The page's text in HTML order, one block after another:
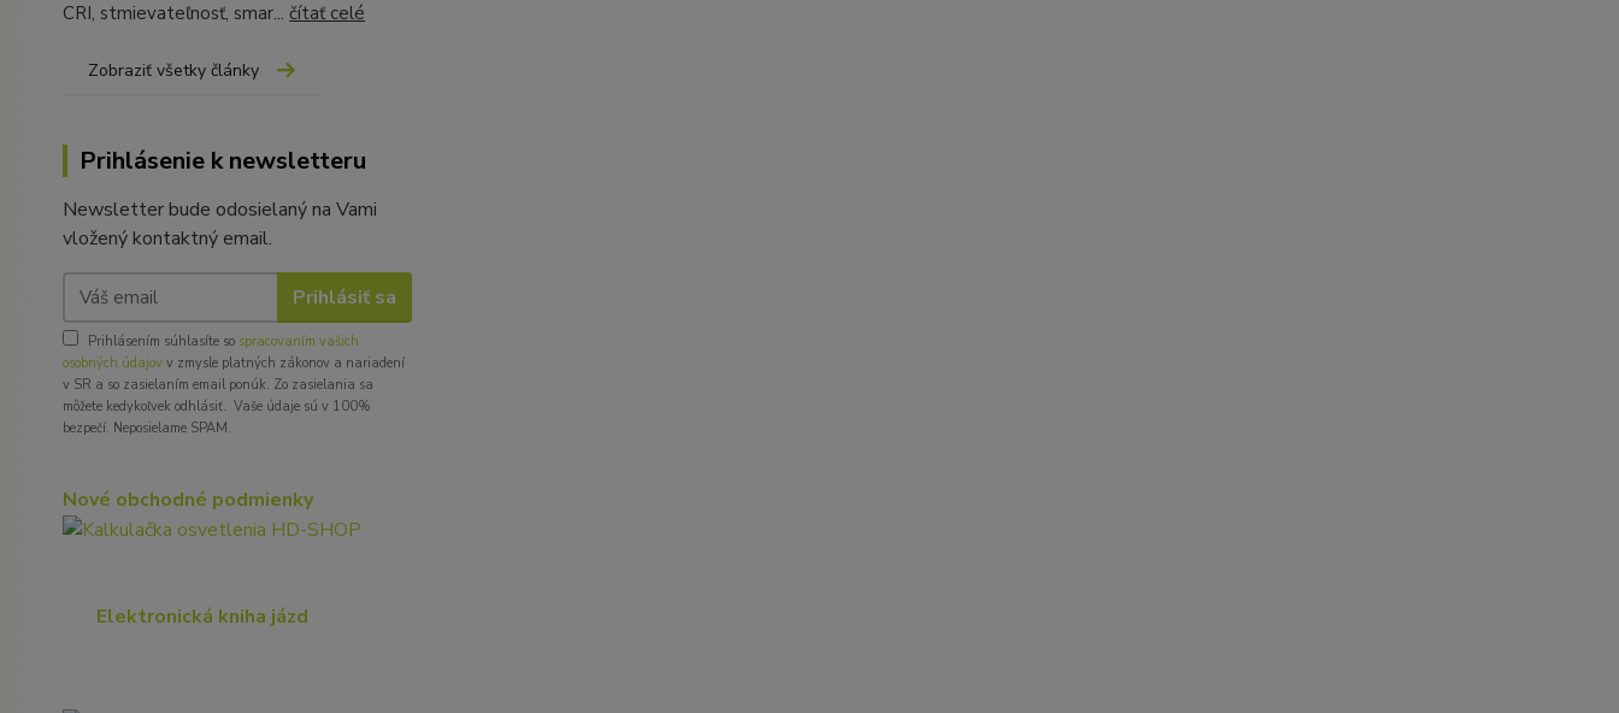
CRI, stmievateľnosť, smar... čítať celé
Zobraziť všetky články
Prihlásenie k newsletteru
Newsletter bude odosielaný na Vami
vložený kontaktný email.
Prihlásiť sa
Prihlásením súhlasíte so spracovaním vašich
osobných údajov v zmysle platných zákonov a nariadení
v SR a so zasielaním email ponúk. Zo zasielania sa
môžete kedykoľvek odhlásiť. Vaše údaje sú v 100%
bezpečí. Neposielame SPAM.
Nové obchodné podmienky
Elektronická kniha jázd